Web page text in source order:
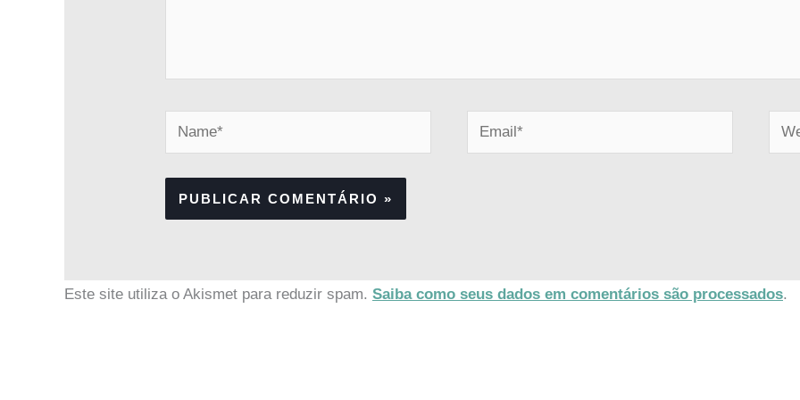
Name* Email*
Este site utiliza o Akismet para reduzir spam. Saiba como seus dados em comentários são processados.